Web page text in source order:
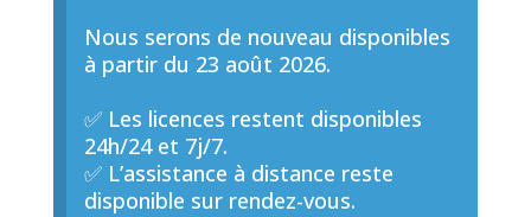
Nous serons de nouveau disponibles
à partir du 23 août 2026.
✅ Les licences restent disponibles
24h/24 et 7j/7.
✅ L’assistance à distance reste
disponible sur rendez-vous.